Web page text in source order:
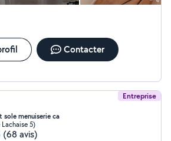
Contacter
Entreprise
sole menuiserie ca
Lachaise 5)
(68 avis)